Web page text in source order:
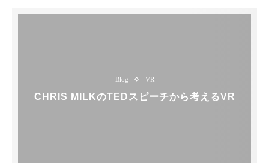
Blog VR
CHRIS MILKのTEDスピーチから考えるVR